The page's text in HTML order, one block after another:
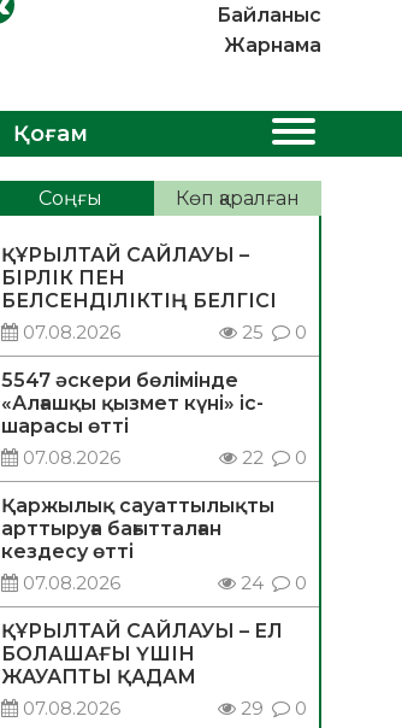
Байланыс
Жарнама
Қоғам
Соңғы Көп қаралған
ҚҰРЫЛТАЙ САЙЛАУЫ –
БІРЛІК ПЕН
БЕЛСЕНДІЛІКТІҢ БЕЛГІСІ
07.08.2026
25 0
5547 әскери бөлімінде
«Алғашқы қызмет күні» іс-
шарасы өтті
07.08.2026
22 0
Қаржылық сауаттылықты
арттыруға бағытталған
кездесу өтті
07.08.2026
24 0
ҚҰРЫЛТАЙ САЙЛАУЫ – ЕЛ
БОЛАШАҒЫ ҮШІН
ЖАУАПТЫ ҚАДАМ
07.08.2026
29 0